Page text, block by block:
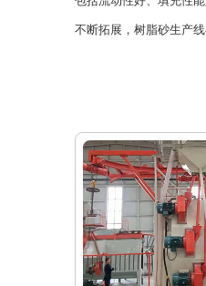
不断拓展，树脂砂生产